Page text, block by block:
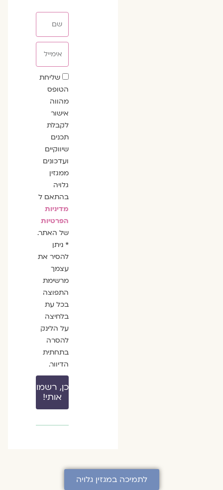
שדה
הסכמה
שליחת
הטופס
מהווה
אישור
לקבלת
תכנים
שיווקיים
ועדכונים
ממגזין
גלויה
בהתאם ל
מדיניות
הפרטיות
של האתר.
* ניתן
להסיר את
עצמך
מרשימת
התפוצה
בכל עת
בלחיצה
על הלינק
להסרה
בתחתית
הדיוור.
כן, רשמו
אותי!
לתמיכה במגזין גלויה